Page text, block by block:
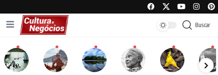
Buscar